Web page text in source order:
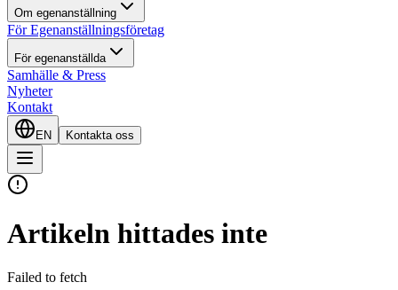
Om egenanställning
För Egenanställningsföretag
För egenanställda
Samhälle & Press
Nyheter
Kontakt
EN Kontakta oss
Artikeln hittades inte
Failed to fetch